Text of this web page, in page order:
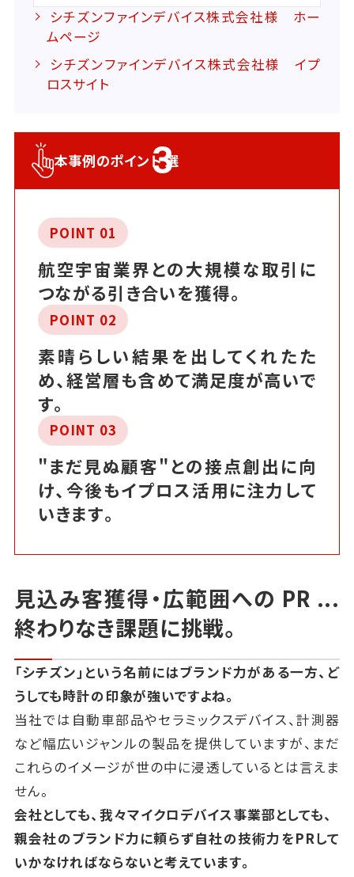
シチズンファインデバイス株式会社様 ホー
ムページ
シチズンファインデバイス株式会社様 イプ
ロスサイト
本事例のポイント3
選
POINT 01
航空宇宙業界との大規模な取引に
つながる引き合いを獲得。
POINT 02
素晴らしい結果を出してくれたた
め、経営層も含めて満足度が高いで
す。
POINT 03
"まだ見ぬ顧客"との接点創出に向
け、今後もイプロス活用に注力して
いきます。
見込み客獲得・広範囲への PR ...
終わりなき課題に挑戦。
「シチズン」という名前にはブランド力がある一方、ど
うしても時計の印象が強いですよね。
当社では自動車部品やセラミックスデバイス、計測器
など幅広いジャンルの製品を提供していますが、 まだ
これらのイメージが世の中に浸透しているとは言えま
せん。
会社としても、我々マイクロデバイス事業部としても、
親会社のブランド力に頼らず自社の技術力をPRして
いかなければならないと考えています。